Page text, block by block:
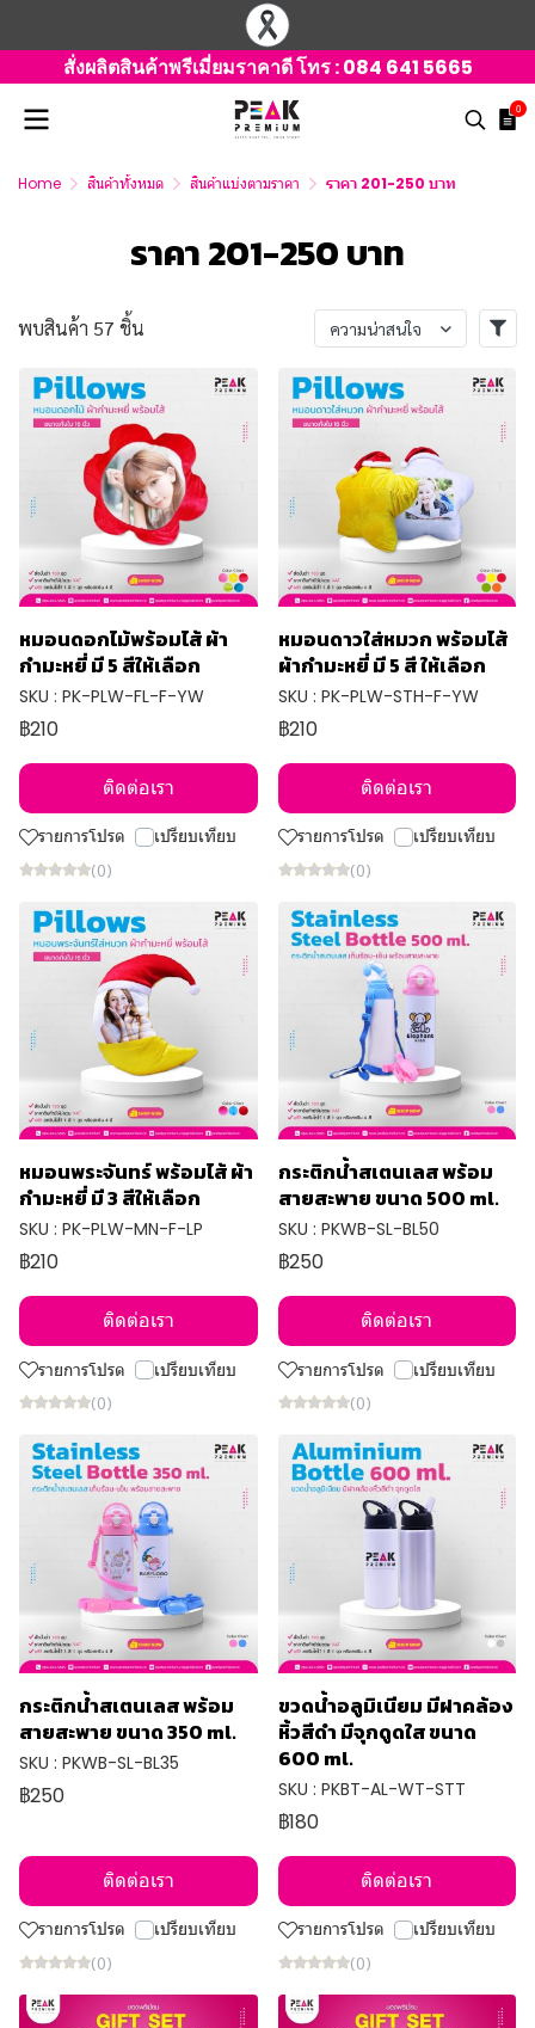
สั่งผลิตสินค้าพรีเมี่ยมราคาดี โทร :084 641 5665
0
Home สินค้าทั้งหมด สินค้าแบ่งตามราคา ราคา 201-250 บาท
ราคา 201-250 บาท
พบสินค้า 57 ชิ้น ความน่าสนใจ
หมอนดอกไม้พร้อมไส้ ผ้า
กำมะหยี่ มี 5 สีให้เลือก
SKU : PK-PLW-FL-F-YW
฿210
ติดต่อเรา
รายการโปรด เปรียบเทียบ
(0)
หมอนดาวใส่หมวก พร้อมไส้
ผ้ากำมะหยี่ มี 5 สี ให้เลือก
SKU : PK-PLW-STH-F-YW
฿210
ติดต่อเรา
รายการโปรด เปรียบเทียบ
(0)
หมอนพระจันทร์ พร้อมไส้ ผ้า
กำมะหยี่ มี 3 สีให้เลือก
SKU : PK-PLW-MN-F-LP
฿210
ติดต่อเรา
รายการโปรด เปรียบเทียบ
(0)
กระติกน้ำสเตนเลส พร้อม
สายสะพาย ขนาด 500 ml.
SKU : PKWB-SL-BL50
฿250
ติดต่อเรา
รายการโปรด เปรียบเทียบ
(0)
กระติกน้ำสเตนเลส พร้อม
สายสะพาย ขนาด 350 ml.
SKU : PKWB-SL-BL35
฿250
ติดต่อเรา
รายการโปรด เปรียบเทียบ
(0)
ขวดน้ำอลูมิเนียม มีฝาคล้อง
หิ้วสีดำ มีจุกดูดใส ขนาด
600 ml.
SKU : PKBT-AL-WT-STT
฿180
ติดต่อเรา
รายการโปรด เปรียบเทียบ
(0)